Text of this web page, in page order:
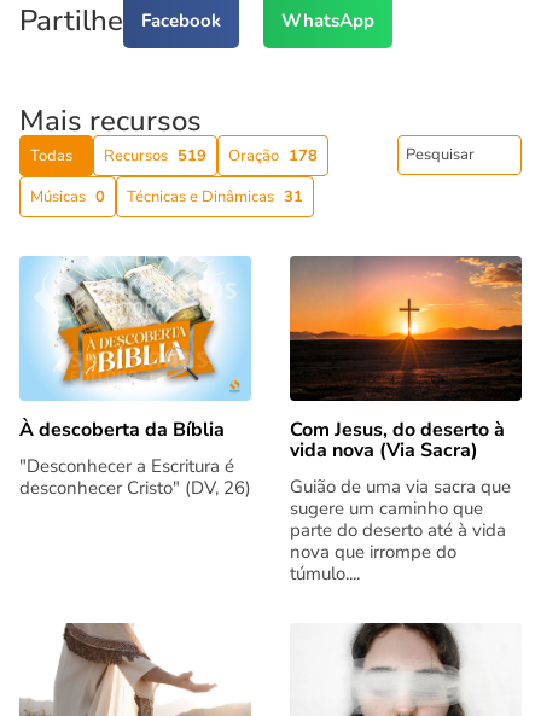
Partilhe Facebook WhatsApp
Mais recursos
Todas Recursos 519 Oração 178
Músicas 0 Técnicas e Dinâmicas 31
À descoberta da Bíblia
"Desconhecer a Escritura é
desconhecer Cristo" (DV, 26)
Com Jesus, do deserto à
vida nova (Via Sacra)
Guião de uma via sacra que
sugere um caminho que
parte do deserto até à vida
nova que irrompe do
túmulo....